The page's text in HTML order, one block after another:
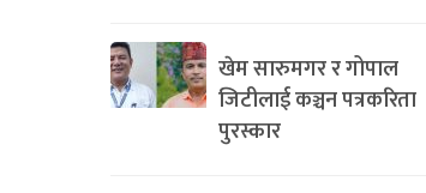
खेम सारुमगर र गोपाल
जिटीलाई कञ्चन पत्रकरिता
पुरस्कार